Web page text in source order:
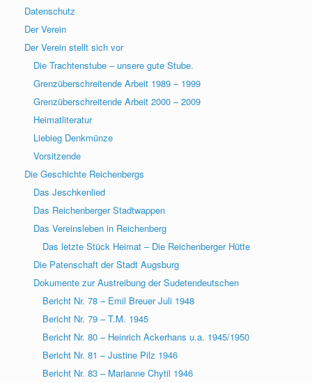
Datenschutz
Der Verein
Der Verein stellt sich vor
Die Trachtenstube – unsere gute Stube.
Grenzüberschreitende Arbeit 1989 – 1999
Grenzüberschreitende Arbeit 2000 – 2009
Heimatliteratur
Liebieg Denkmünze
Vorsitzende
Die Geschichte Reichenbergs
Das Jeschkenlied
Das Reichenberger Stadtwappen
Das Vereinsleben in Reichenberg
Das letzte Stück Heimat – Die Reichenberger Hütte
Die Patenschaft der Stadt Augsburg
Dokumente zur Austreibung der Sudetendeutschen
Bericht Nr. 78 – Emil Breuer Juli 1948
Bericht Nr. 79 – T.M. 1945
Bericht Nr. 80 – Heinrich Ackerhans u.a. 1945/1950
Bericht Nr. 81 – Justine Pilz 1946
Bericht Nr. 83 – Marianne Chytil 1946